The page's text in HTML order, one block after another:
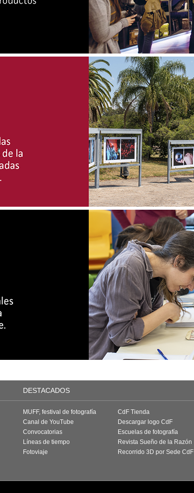
DESTACADOS
MUFF, festival de fotografía
Canal de YouTube
Convocatorias
Líneas de tiempo
Fotoviaje
CdF Tienda
Descargar logo CdF
Escuelas de fotografía
Revista Sueño de la Razón
Recorrido 3D por Sede CdF